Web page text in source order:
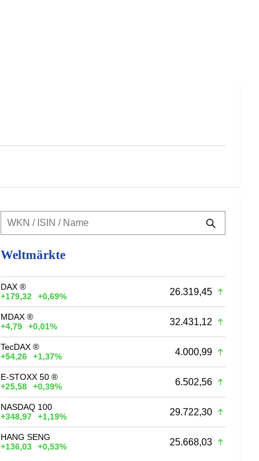
Weltmärkte
DAX ®
+179,32
+0,69% 26.319,45
MDAX ®
+4,79
+0,01% 32.431,12
TecDAX ®
+54,26
+1,37% 4.000,99
E-STOXX 50 ®
+25,58
+0,39% 6.502,56
NASDAQ 100
+348,97
+1,19% 29.722,30
HANG SENG
+136,03
+0,53% 25.668,03